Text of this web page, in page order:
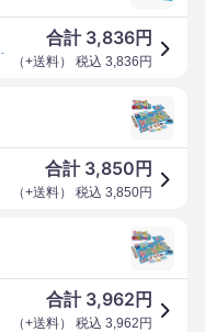
合計 3,836円
（+送料） 税込 3,836 円
合計 3,850 円
（+送料） 税込 3,850円
合計 3,962 円
（+送料） 税込 3,962 円